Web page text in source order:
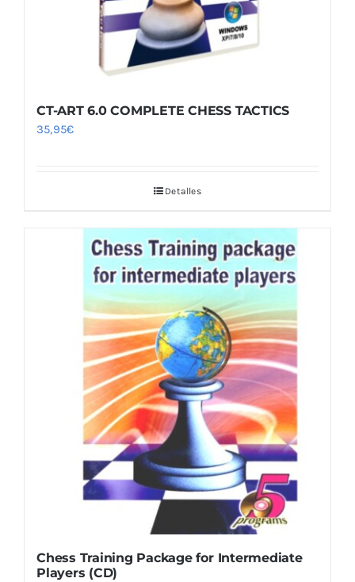
CT-ART 6.0 COMPLETE CHESS TACTICS
35,95€
Detalles
Chess Training Package for Intermediate
Players (CD)